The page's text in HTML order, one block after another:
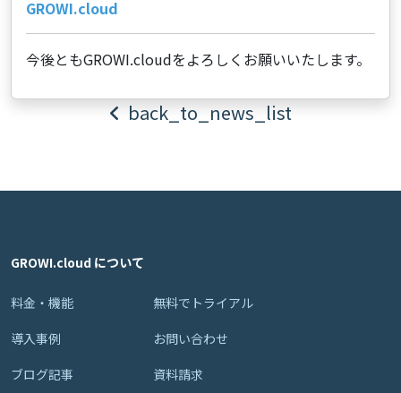
GROWI.cloud
今後ともGROWI.cloudをよろしくお願いいたします。
back_to_news_list
GROWI.cloud について
料金・機能
導入事例
ブログ記事
無料でトライアル
お問い合わせ
資料請求